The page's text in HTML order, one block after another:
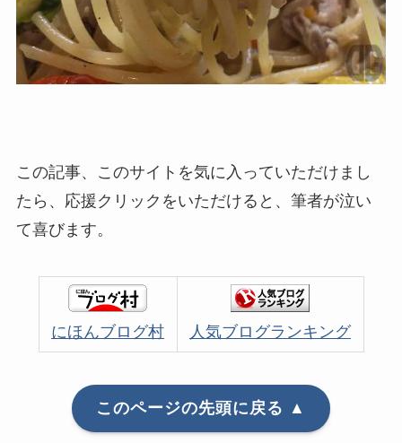
この記事、このサイトを気に入っていただけまし
たら、応援クリックをいただけると、筆者が泣い
て喜びます。
にほんブログ村 人気ブログランキング
このページの先頭に戻る ▲